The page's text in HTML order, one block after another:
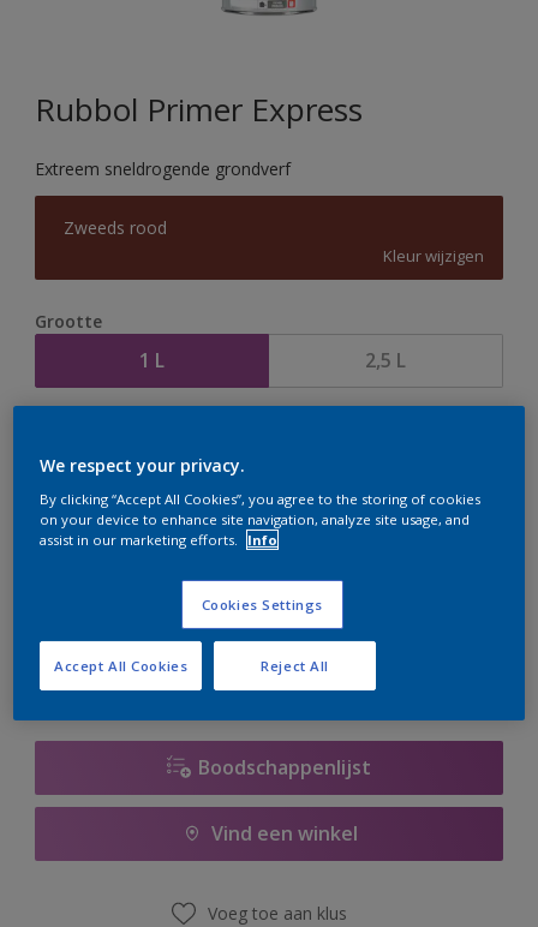
Rubbol Primer Express
Extreem sneldrogende grondverf
Zweeds rood
Kleur wijzigen
Grootte
1 L 2,5 L
te bestellen. Houd de website in de gaten, we werken
er hard aan om de voorraad aan te vullen.
Boodschappenlijst
Vind een winkel
Voeg toe aan klus
We respect your privacy.
By clicking “Accept All Cookies”, you agree to the storing of cookies
on your device to enhance site navigation, analyze site usage, and
assist in our marketing efforts.
Info
Cookies Settings
Reject All
Accept All Cookies